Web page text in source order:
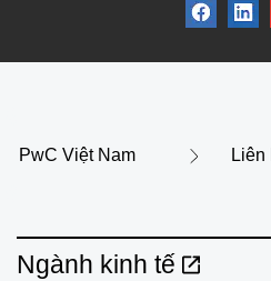
PwC Việt Nam Liên
Ngành kinh tế